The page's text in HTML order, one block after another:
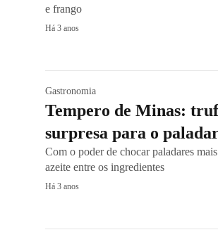
e frango
Há 3 anos
Gastronomia
Tempero de Minas:
surpresa para o
Com o poder de chocar paladares
azeite entre os ingredientes
Há 3 anos